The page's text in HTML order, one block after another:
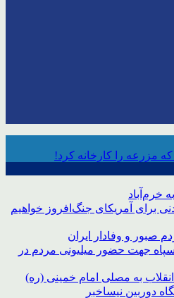
مزرعه را کارخانه کرد!
خرم‌آباد
برای آمریکای جنگ‌افروز خواهیم
صبور و وفادار ایران
جهت حضور میلیونی مردم در
به مصلی امام خمینی (ره)
دوربین نیساخبر